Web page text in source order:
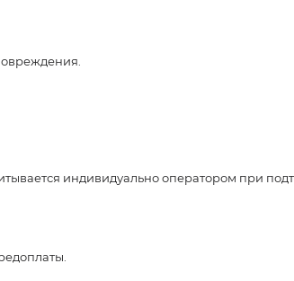
индивидуально оператором при